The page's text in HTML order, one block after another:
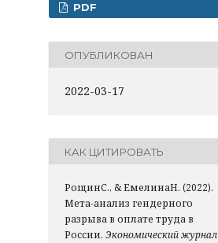
PDF
ОПУБЛИКОВАН
2022-03-17
КАК ЦИТИРОВАТЬ
РощинС., & ЕмелинаН. (2022).
Мета-анализ гендерного
разрыва в оплате труда в
России. Экономический журнал